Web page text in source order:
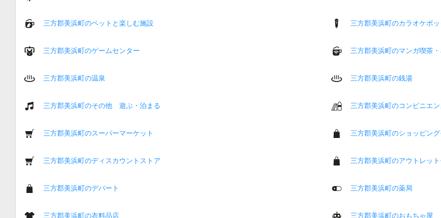
三方郡美浜町のペットと楽しむ施設 三方郡美浜町のカラオケボ
三方郡美浜町のゲームセンター 三方郡美浜町のマンガ喫茶
三方郡美浜町の温泉 三方郡美浜町の銭湯
三方郡美浜町のその他 遊ぶ・泊まる 三方郡美浜町のコンビニエ
三方郡美浜町のスーパーマーケット 三方郡美浜町のショッピン
三方郡美浜町のディスカウントストア 三方郡美浜町のアウトレッ
三方郡美浜町のデパート 三方郡美浜町の薬局
三方郡美浜町の衣料品店 三方郡美浜町のおもちゃ屋